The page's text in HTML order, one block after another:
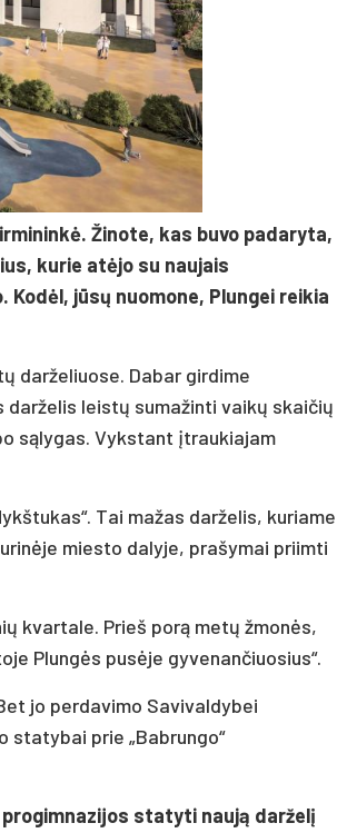
Žinote, kas buvo padaryta,
kurie atėjo su naujais
jūsų nuomone, Plungei reikia
darželiuose. Dabar girdime
leistų sumažinti vaikų skaičių
sąlygas. Vykstant įtraukiajam
Tai mažas darželis, kuriame
miesto dalyje, prašymai priimti
kvartale. Prieš porą metų žmonės,
Plungės pusėje gyvenančiuosius“.
jo perdavimo Savivaldybei
prie „Babrungo“
statyti naują darželį